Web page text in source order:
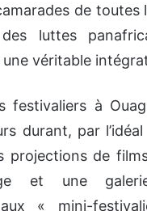
de toutes
des luttes
véritable
festivaliers à
durant, par
projections de
et une
« mini-